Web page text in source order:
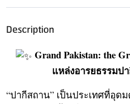
Description
Grand Pakistan: the
แหล่งอารยธรรมป
“ปากีสถาน” เป็นประเทศที่อุด